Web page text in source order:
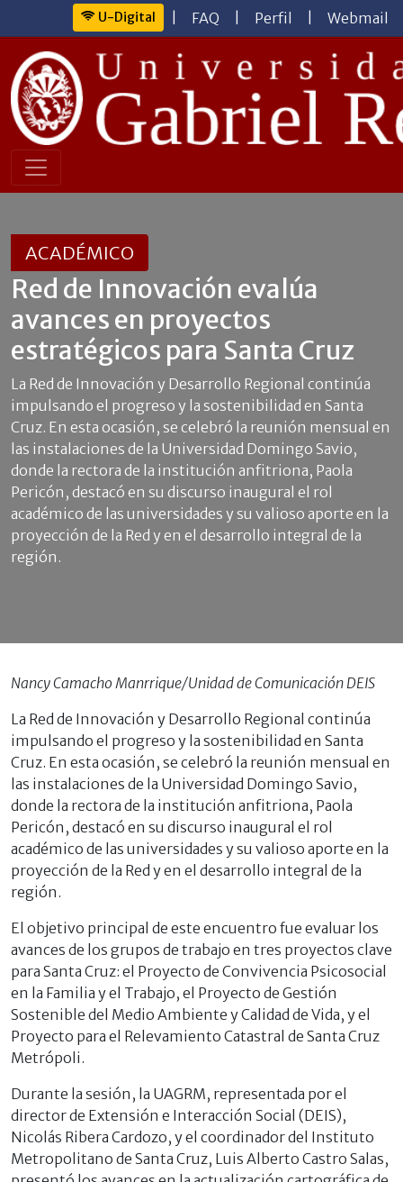
U-Digital FAQ Perfil Webmail
ACADÉMICO
Red de Innovación evalúa
avances en proyectos
estratégicos para Santa Cruz
La Red de Innovación y Desarrollo Regional continúa
impulsando el progreso y la sostenibilidad en Santa
Cruz. En esta ocasión, se celebró la reunión mensual en
las instalaciones de la Universidad Domingo Savio,
donde la rectora de la institución anfitriona, Paola
Pericón, destacó en su discurso inaugural el rol
académico de las universidades y su valioso aporte en la
proyección de la Red y en el desarrollo integral de la
región.
Nancy Camacho Manrrique/Unidad de Comunicación DEIS
La Red de Innovación y Desarrollo Regional continúa
impulsando el progreso y la sostenibilidad en Santa
Cruz. En esta ocasión, se celebró la reunión mensual en
las instalaciones de la Universidad Domingo Savio,
donde la rectora de la institución anfitriona, Paola
Pericón, destacó en su discurso inaugural el rol
académico de las universidades y su valioso aporte en la
proyección de la Red y en el desarrollo integral de la
región.
El objetivo principal de este encuentro fue evaluar los
avances de los grupos de trabajo en tres proyectos clave
para Santa Cruz: el Proyecto de Convivencia Psicosocial
en la Familia y el Trabajo, el Proyecto de Gestión
Sostenible del Medio Ambiente y Calidad de Vida, y el
Proyecto para el Relevamiento Catastral de Santa Cruz
Metrópoli.
Durante la sesión, la UAGRM, representada por el
director de Extensión e Interacción Social (DEIS),
Nicolás Ribera Cardozo, y el coordinador del Instituto
Metropolitano de Santa Cruz, Luis Alberto Castro Salas,